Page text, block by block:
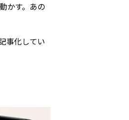
かす。あの
事化してい